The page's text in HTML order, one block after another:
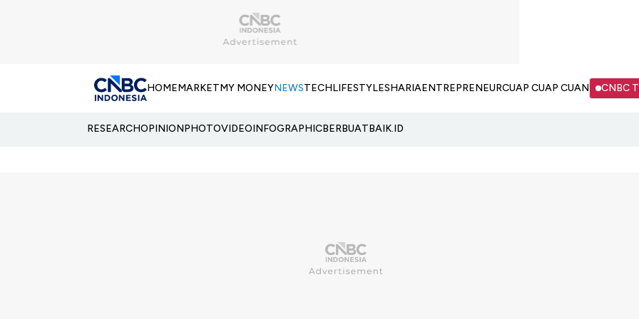
HOMEMARKETMY MONEYNEWSTECHLIFESTYLESHARIAENTREPRENEURCUAP CUAP CUAN CNBC
RESEARCHOPINIONPHOTOVIDEOINFOGRAPHICBERBUATBAIK.ID